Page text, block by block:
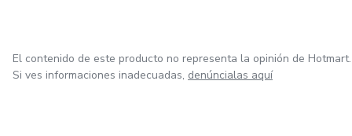
imaginado, con enfoque, inspiración y acompañamiento real.
El contenido de este producto no representa la opinión de Hotmart.
Si ves informaciones inadecuadas, denúncialas aquí